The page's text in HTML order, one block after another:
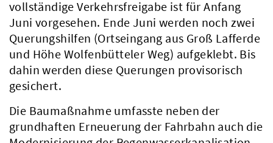
vollständige Verkehrsfreigabe ist für Anfang
Juni vorgesehen. Ende Juni werden noch zwei
Querungshilfen (Ortseingang aus Groß Lafferde
und Höhe Wolfenbütteler Weg) aufgeklebt. Bis
dahin werden diese Querungen provisorisch
gesichert.
Die Baumaßnahme umfasste neben der
grundhaften Erneuerung der Fahrbahn auch die